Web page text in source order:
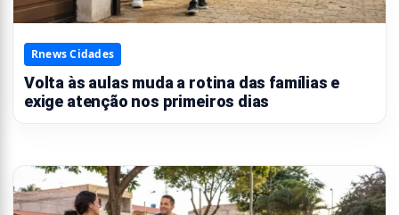
Rnews Cidades
Volta às aulas muda a rotina das famílias e
exige atenção nos primeiros dias